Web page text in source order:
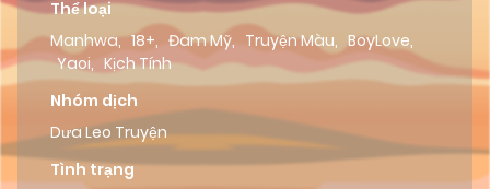
Thể loại
Manhwa, 18+, Đam Mỹ, Truyện Màu, BoyLove,
Yaoi, Kịch Tính
Nhóm dịch
Dưa Leo Truyện
Tình trạng